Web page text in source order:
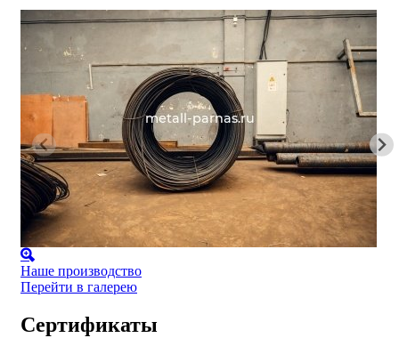
Наше производство
Перейти в галерею
Сертификаты